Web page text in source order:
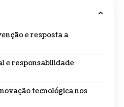
e resposta a
e responsabilidade
tecnológica nos